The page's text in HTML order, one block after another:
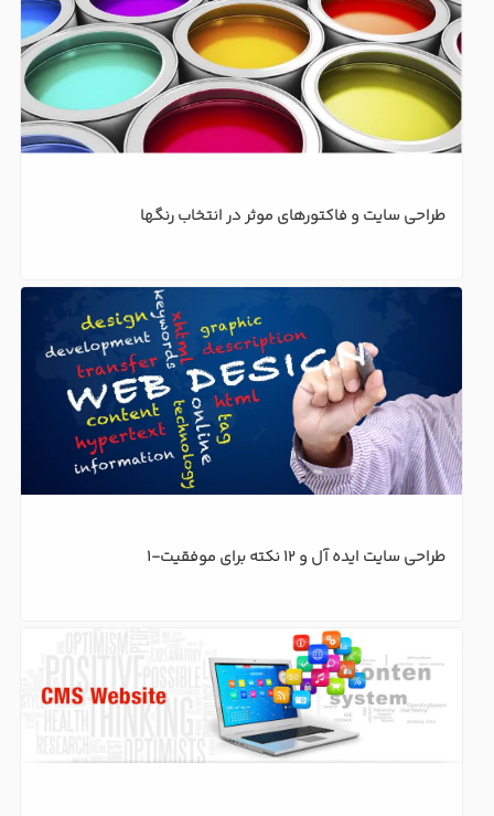
طراحی سایت و فاکتورهای موثر در انتخاب رنگها
طراحی سایت ایده آل و 12 نکته برای موفقیت-1